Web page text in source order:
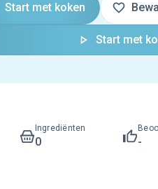
Start met koken
Start met
Ingrediënten
0 -